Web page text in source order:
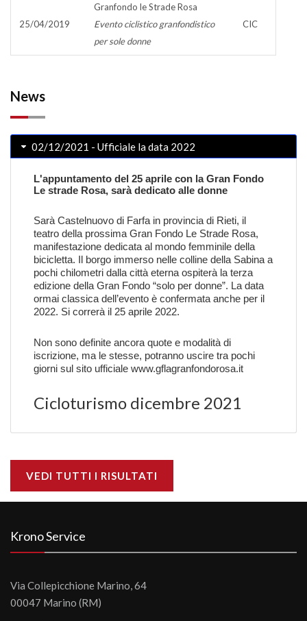
25/04/2019
Granfondo le Strade Rosa
Evento ciclistico granfondistico
per sole donne
CIC
News
02/12/2021 - Ufficiale la data 2022
L'appuntamento del 25 aprile con la Gran Fondo
Le strade Rosa, sarà dedicato alle donne
Sarà Castelnuovo di Farfa in provincia di Rieti, il
teatro della prossima Gran Fondo Le Strade Rosa,
manifestazione dedicata al mondo femminile della
bicicletta. Il borgo immerso nelle colline della Sabina a
pochi chilometri dalla città eterna ospiterà la terza
edizione della Gran Fondo “solo per donne”. La data
ormai classica dell’evento è confermata anche per il
2022. Si correrà il 25 aprile 2022.
Non sono definite ancora quote e modalità di
iscrizione, ma le stesse, potranno uscire tra pochi
giorni sul sito ufficiale www.gflagranfondorosa.it
Cicloturismo dicembre 2021
VEDI TUTTI I RISULTATI
Krono Service
Via Collepicchione Marino, 64
00047 Marino (RM)